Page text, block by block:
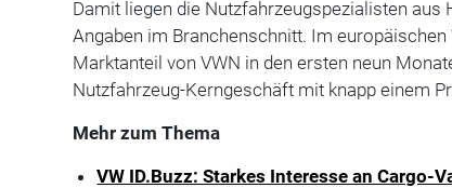
Damit liegen die Nutzfahrzeugspezialisten aus
Angaben im Branchenschnitt. Im
Marktanteil von VWN in den ersten neun
Nutzfahrzeug-Kerngeschäft mit knapp einem
Mehr zum Thema
VW ID.Buzz: Starkes Interesse an Cargo-